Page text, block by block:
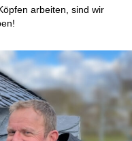
arbeiten, sind wir